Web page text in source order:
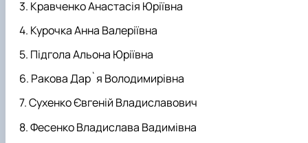
Кравченко Анастасія Юріївна
Курочка Анна Валеріївна
Підгола Альона Юріївна
Ракова Дар`я Володимирівна
Сухенко Євгеній Владиславович
Фесенко Владислава Вадимівна